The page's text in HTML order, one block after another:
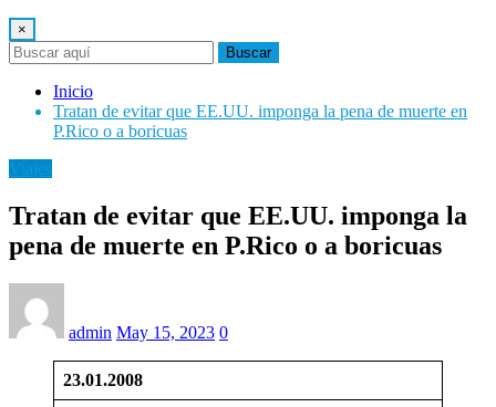
×
Buscar
Inicio
Tratan de evitar que EE.UU. imponga la pena de muerte en
P.Rico o a boricuas
Tratan de evitar que EE.UU. imponga la
pena de muerte en P.Rico o a boricuas
admin May 15, 2023 0
23.01.2008